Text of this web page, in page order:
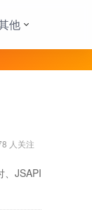
他
人关注
、JSAPI